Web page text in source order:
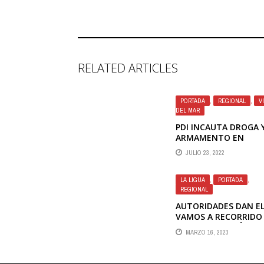
RELATED ARTICLES
PORTADA , REGIONAL ,
DEL MAR
PDI INCAUTA DROGA
ARMAMENTO EN
REÑACA ALTO
JULIO 23, 2022
LA LIGUA , PORTADA
,
REGIONAL
AUTORIDADES DAN EL
VAMOS A RECORRIDO
TRANSPORTE PÚBLICO
EN LAS SALINAS
MARZO 16, 2023